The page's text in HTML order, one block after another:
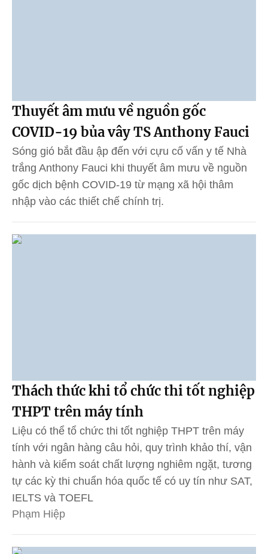
Thuyết âm mưu về nguồn gốc
COVID-19 bủa vây TS Anthony Fauci
Sóng gió bắt đầu ập đến với cựu cố vấn y tế Nhà
trắng Anthony Fauci khi thuyết âm mưu về nguồn
gốc dịch bệnh COVID-19 từ mạng xã hội thâm
nhập vào các thiết chế chính trị.
Thách thức khi tổ chức thi tốt nghiệp
THPT trên máy tính
Liệu có thể tổ chức thi tốt nghiệp THPT trên máy
tính với ngân hàng câu hỏi, quy trình khảo thí, vận
hành và kiểm soát chất lượng nghiêm ngặt, tương
tự các kỳ thi chuẩn hóa quốc tế có uy tín như SAT,
IELTS và TOEFL
Phạm Hiệp